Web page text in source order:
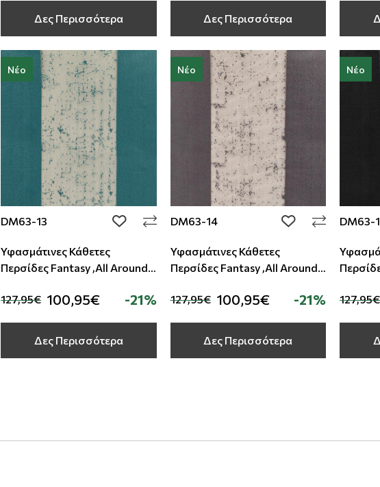
Δες Περισσότερα Δες Περισσότερα
Νέο
DM63-13 add to wishlist
Υφασμάτινες Κάθετες
Περσίδες Fantasy ,All Around
127,95€ 100,95€ -21%
Δες Περισσότερα
Νέο
DM63-14 add to wishlist
Υφασμάτινες Κάθετες
Περσίδες Fantasy ,All Around
127,95€ 100,95€ -21%
Δες Περισσότερα
Νέο
DM63-
127,95€